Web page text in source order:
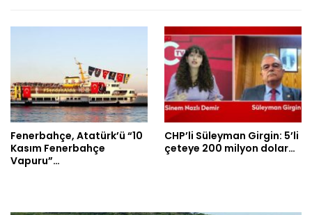
Fenerbahçe, Atatürk’ü “10
Kasım Fenerbahçe
Vapuru”…
CHP’li Süleyman Girgin: 5’li
çeteye 200 milyon dolar…